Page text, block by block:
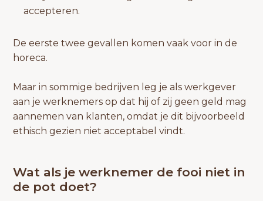
accepteren.
De eerste twee gevallen komen vaak voor in de
horeca.
Maar in sommige bedrijven leg je als werkgever
aan je werknemers op dat hij of zij geen geld mag
aannemen van klanten, omdat je dit bijvoorbeeld
ethisch gezien niet acceptabel vindt.
Wat als je werknemer de fooi niet in
de pot doet?